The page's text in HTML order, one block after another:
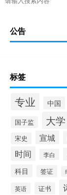
公告
标签
专业 中国
国子监 大学
宋史 宣城
时间 李白
科目 签证
英语 证书